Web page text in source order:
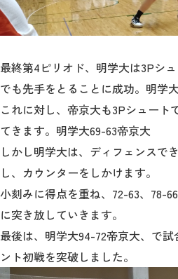
最終第4ピリオド、明学大は3Pシ
でも先手をとることに成功。明学
これに対し、帝京大も3Pシュート
てきます。明学大69-63帝京大
しかし明学大は、ディフェンスで
し、カウンターをしかけます。
小刻みに得点を重ね、72-63、78-
に突き放していきます。
最後は、明学大94-72帝京大、で
ント初戦を突破しました。